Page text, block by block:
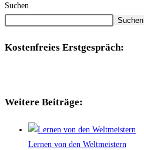
Suchen
Suchen
Kostenfreies Erstgespräch:
Weitere Beiträge:
Lernen von den Weltmeistern